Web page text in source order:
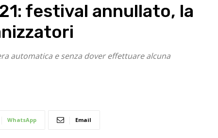
festival annullato, la
automatica e senza dover effettuare alcuna
WhatsApp Email